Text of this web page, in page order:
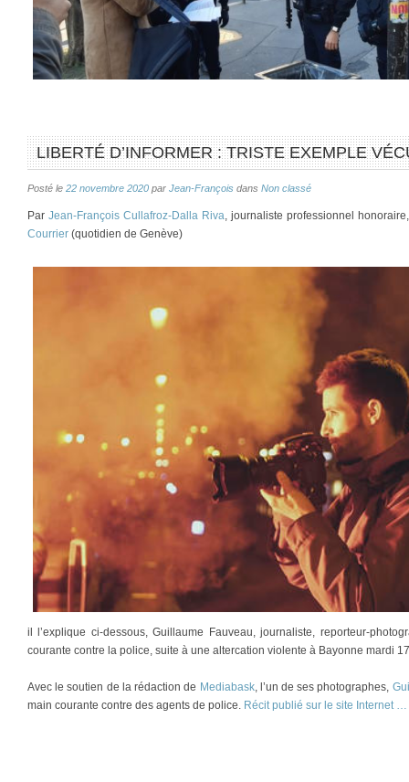
LIBERTÉ D’INFORMER : TRISTE EXEMPLE
Posté le 22 novembre 2020 par Jean-François dans Non classé
Par Jean-François Cullafroz-Dalla Riva, journaliste professionnel
Courrier (quotidien de Genève)
il l’explique ci-dessous, Guillaume Fauveau, journaliste, reporteur-
courante contre la police, suite à une altercation violente à Bayonne mardi
Avec le soutien de la rédaction de Mediabask, l’un de ses photographes,
main courante contre des agents de police. Récit publié sur le site Internet …